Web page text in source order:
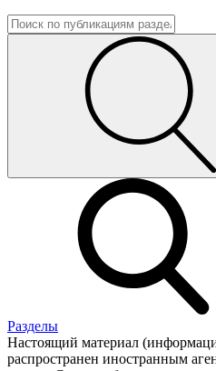
Разделы
Настоящий материал
распространен иностранным